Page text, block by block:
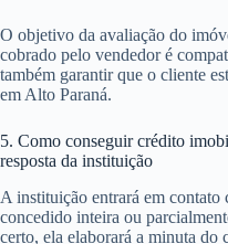
O objetivo da avaliação do
cobrado pelo vendedor é
também garantir que o cliente
em Alto Paraná.
5. Como conseguir crédito
resposta da instituição
A instituição entrará em contato
concedido inteira ou
certo, ela elaborará a minuta do